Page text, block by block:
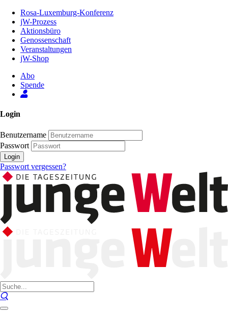
Inhalt
Seite
Rosa-Luxemburg-Konferenz
jW-Prozess
Aktionsbüro
Genossenschaft
Veranstaltungen
jW-Shop
Abo
Spende
Login
Benutzername
Passwort
Login
Passwort vergessen?